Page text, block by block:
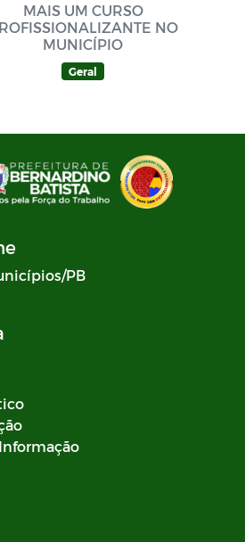
MAIS UM CURSO
NO
MUNICÍPIO
Geral
PB